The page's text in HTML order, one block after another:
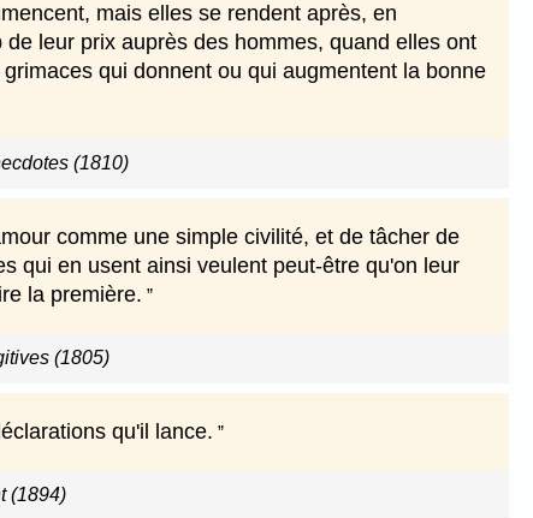
mais elles se rendent après, en
leur prix auprès des hommes, quand elles ont
qui donnent ou qui augmentent la bonne
(1810)
comme une simple civilité, et de tâcher de
qui en usent ainsi veulent peut-être qu'on leur
la première.
(1805)
qu'il lance.
(1894)